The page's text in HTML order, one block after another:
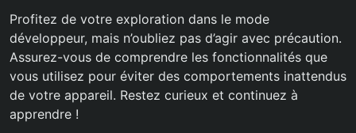
Profitez de votre exploration dans le mode
développeur, mais n’oubliez pas d’agir avec précaution.
Assurez-vous de comprendre les fonctionnalités que
vous utilisez pour éviter des comportements inattendus
de votre appareil. Restez curieux et continuez à
apprendre !